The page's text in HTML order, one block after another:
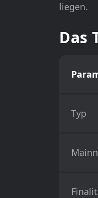
liegen.
Das
Typ